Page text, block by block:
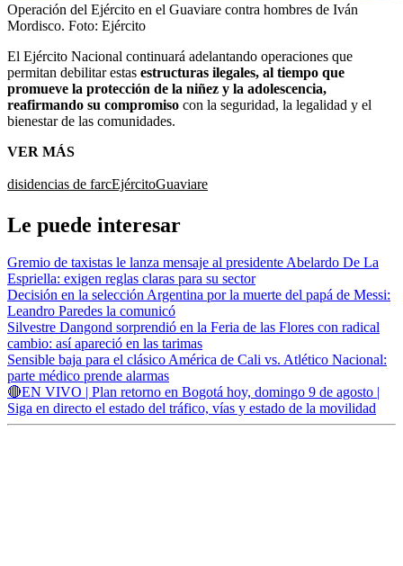
Operación del Ejército en el Guaviare contra hombres de Iván
Mordisco. Foto: Ejército
El Ejército Nacional continuará adelantando operaciones que
permitan debilitar estas estructuras ilegales, al tiempo que
promueve la protección de la niñez y la adolescencia,
reafirmando su compromiso con la seguridad, la legalidad y el
bienestar de las comunidades.
VER MÁS
disidencias de farcEjércitoGuaviare
Le puede interesar
Gremio de taxistas le lanza mensaje al presidente Abelardo De La
Espriella: exigen reglas claras para su sector
Decisión en la selección Argentina por la muerte del papá de Messi:
Leandro Paredes la comunicó
Silvestre Dangond sorprendió en la Feria de las Flores con radical
cambio: así apareció en las tarimas
Sensible baja para el clásico América de Cali vs. Atlético Nacional:
parte médico prende alarmas
🔴EN VIVO | Plan retorno en Bogotá hoy, domingo 9 de agosto |
Siga en directo el estado del tráfico, vías y estado de la movilidad